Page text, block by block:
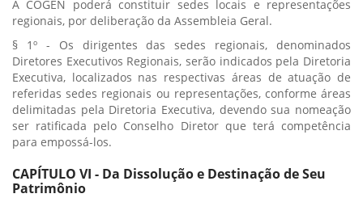
A COGEN poderá constituir sedes locais e representações
regionais, por deliberação da Assembleia Geral.
§ 1º - Os dirigentes das sedes regionais, denominados
Diretores Executivos Regionais, serão indicados pela Diretoria
Executiva, localizados nas respectivas áreas de atuação de
referidas sedes regionais ou representações, conforme áreas
delimitadas pela Diretoria Executiva, devendo sua nomeação
ser ratificada pelo Conselho Diretor que terá competência
para empossá-los.
CAPÍTULO VI - Da Dissolução e Destinação de Seu
Patrimônio